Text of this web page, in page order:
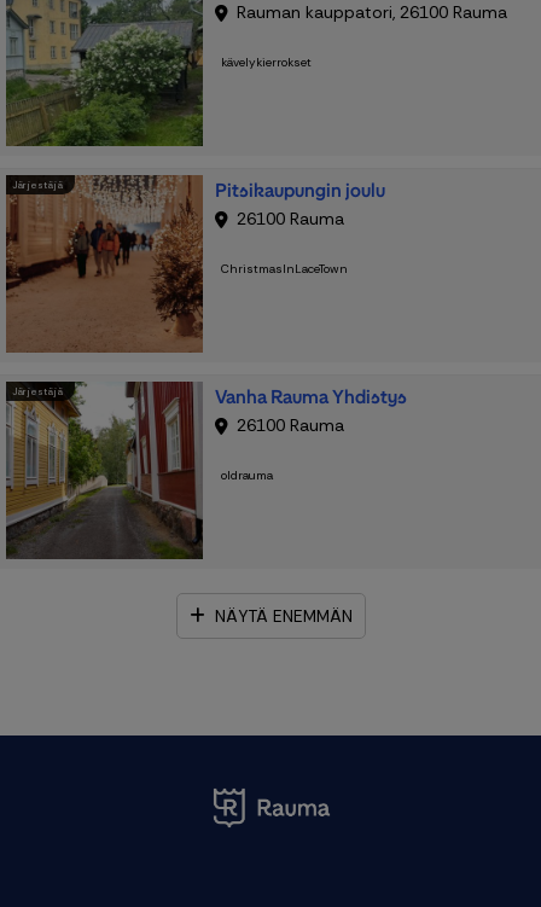
Rauman kauppatori, 26100 Rauma
kävelykierrokset
Järjestäjä Pitsikaupungin joulu
26100 Rauma
ChristmasInLaceTown
Järjestäjä Vanha Rauma Yhdistys
26100 Rauma
oldrauma
NÄYTÄ ENEMMÄN